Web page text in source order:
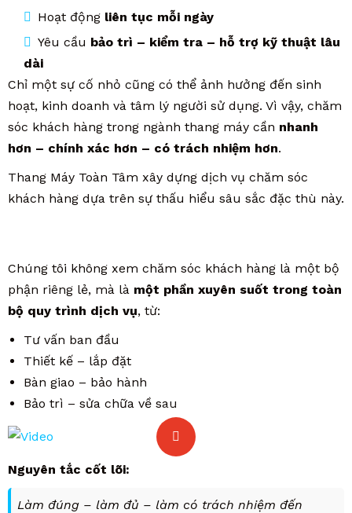
Hoạt động liên tục mỗi ngày
Yêu cầu bảo trì – kiểm tra – hỗ trợ kỹ thuật lâu
dài
Chỉ một sự cố nhỏ cũng có thể ảnh hưởng đến sinh
hoạt, kinh doanh và tâm lý người sử dụng. Vì vậy, chăm
sóc khách hàng trong ngành thang máy cần nhanh
hơn – chính xác hơn – có trách nhiệm hơn.
Thang Máy Toàn Tâm xây dựng dịch vụ chăm sóc
khách hàng dựa trên sự thấu hiểu sâu sắc đặc thù này.
Chúng tôi không xem chăm sóc khách hàng là một bộ
phận riêng lẻ, mà là một phần xuyên suốt trong toàn
bộ quy trình dịch vụ, từ:
Tư vấn ban đầu
Thiết kế – lắp đặt
Bàn giao – bảo hành
Bảo trì – sửa chữa về sau
Nguyên tắc cốt lõi:
Làm đúng – làm đủ – làm có trách nhiệm đến